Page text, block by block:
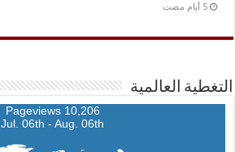
‏5 أيام مضت
التغطية العالمية
10,206 Pageviews
Jul. 06th - Aug. 06th